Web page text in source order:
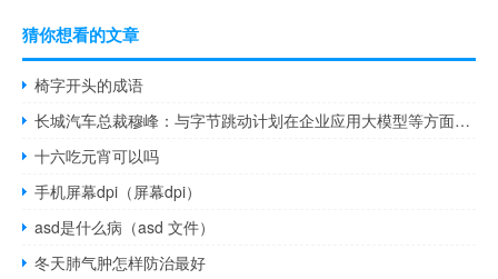
猜你想看的文章
椅字开头的成语
长城汽车总裁穆峰：与字节跳动计划在企业应用大模型等方面开展合作
十六吃元宵可以吗
手机屏幕dpi（屏幕dpi）
asd是什么病（asd 文件）
冬天肺气肿怎样防治最好